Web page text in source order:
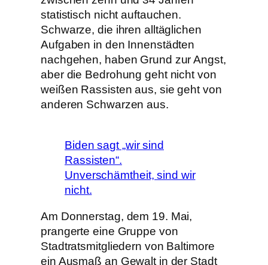
statistisch nicht auftauchen.
Schwarze, die ihren alltäglichen
Aufgaben in den Innenstädten
nachgehen, haben Grund zur Angst,
aber die Bedrohung geht nicht von
weißen Rassisten aus, sie geht von
anderen Schwarzen aus.
Biden sagt „wir sind
Rassisten“.
Unverschämtheit, sind wir
nicht.
Am Donnerstag, dem 19. Mai,
prangerte eine Gruppe von
Stadtratsmitgliedern von Baltimore
ein Ausmaß an Gewalt in der Stadt